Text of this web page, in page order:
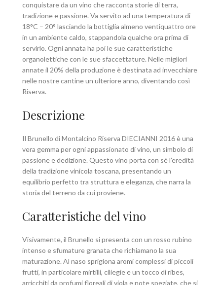
conquistare da un vino che racconta storie di terra,
tradizione e passione. Va servito ad una temperatura di
18°C – 20° lasciando la bottiglia almeno ventiquattro ore
in un ambiente caldo, stappandola qualche ora prima di
servirlo. Ogni annata ha poi le sue caratteristiche
organolettiche con le sue sfaccettature. Nelle migliori
annate il 20% della produzione è destinata ad invecchiare
nelle nostre cantine un ulteriore anno, diventando così
Riserva.
Descrizione
Il Brunello di Montalcino Riserva DIECIANNI 2016 è una
vera gemma per ogni appassionato di vino, un simbolo di
passione e dedizione. Questo vino porta con sé l’eredità
della tradizione vinicola toscana, presentando un
equilibrio perfetto tra struttura e eleganza, che narra la
storia del terreno da cui proviene.
Caratteristiche del vino
Visivamente, il Brunello si presenta con un rosso rubino
intenso e sfumature granata che richiamano la sua
maturazione. Al naso sprigiona aromi complessi di piccoli
frutti, in particolare mirtilli, ciliegie e un tocco di ribes,
arricchiti da profumi floreali di viola e note speziate, che si